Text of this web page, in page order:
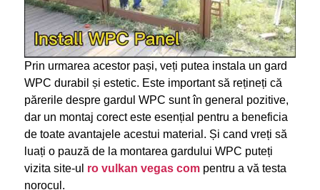
Prin urmarea acestor pași, veți putea instala un gard
WPC durabil și estetic. Este important să rețineți că
părerile despre gardul WPC sunt în general pozitive,
dar un montaj corect este esențial pentru a beneficia
de toate avantajele acestui material. Și cand vreți să
luați o pauză de la montarea gardului WPC puteți
vizita site-ul ro vulkan vegas compentru a vă testa
norocul.